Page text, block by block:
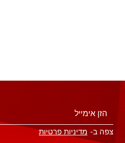
צפה ב- מדיניות פרטיות